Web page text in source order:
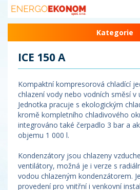
Kategorie
ICE 150 A
Kompaktní kompresorová chladící
chlazení vody nebo vodních směsí v
Jednotka pracuje s ekologickým
kromě kompletního chladivového
integrováno také čerpadlo 3 bar a
objemu 1 000 l.
Kondenzátory jsou chlazeny
ventilátory, možná je i verze s
vodou chlazeným kondenzátorem.
provedení pro vnitřní i venkovní